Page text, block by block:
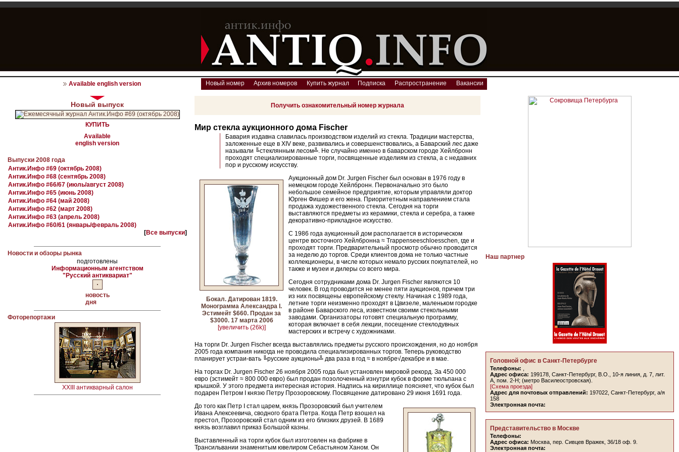
Available english version Новый номер Архив номеров Купить журнал Подписка Распространение Вакансии
Новый выпуск
КУПИТЬ
Available
english version
Выпуски 2008 года
Антик.Инфо #69 (октябрь 2008)
Антик.Инфо #68 (сентябрь 2008)
Антик.Инфо #66/67 (июль/август 2008)
Антик.Инфо #65 (июнь 2008)
Антик.Инфо #64 (май 2008)
Антик.Инфо #62 (март 2008)
Антик.Инфо #63 (апрель 2008)
Антик.Инфо #60/61 (январь/февраль 2008)
[Все выпуски]
Новости и обзоры рынка
подготовлены
Информационным агентством
"Русский антиквариат"
новость
дня
Фоторепортажи
XXIII антикварный салон
Получить ознакомительный номер журнала
Мир стекла аукционного дома Fischer
Бавария издавна славилась производством изделий из стекла. Традиции мастерства,
заложенные еще в XIV веке, развивались и совершенствовались, а Баварский лес даже
называли ╚стеклянным лесом╩. Не случайно именно в баварском городе Хейлбронн
проходят специализированные торги, посвященные изделиям из стекла, а с недавних
пор и русскому искусству.
Бокал. Датирован 1819.
Монограмма Александра I.
Эстимейт $660. Продан за
$3000. 17 марта 2006
[увеличить (26k)]
Аукционный дом Dr. Jurgen Fischer был основан в 1976 году в
немецком городе Хейлбронн. Первоначально это было
небольшое семейное предприятие, которым управляли доктор
Юрген Фишер и его жена. Приоритетным направлением стала
продажа художественного стекла. Сегодня на торги
выставляются предметы из керамики, стекла и серебра, а также
декоративно-прикладное искусство.
С 1986 года аукционный дом располагается в историческом
центре восточного Хейлбронна ≈ Trappenseeschloesschen, где и
проходят торги. Предварительный просмотр обычно проводится
за неделю до торгов. Среди клиентов дома не только частные
коллекционеры, в числе которых немало русских покупателей, но
также и музеи и дилеры со всего мира.
Сегодня сотрудниками дома Dr. Jurgen Fischer являются 10
человек. В год проводится не менее пяти аукционов, причем три
из них посвящены европейскому стеклу. Начиная с 1989 года,
летние торги неизменно проходят в Цвизеле, маленьком городке
в районе Баварского леса, известном своими стекольными
заводами. Организаторы готовят специальную программу,
которая включает в себя лекции, посещение стеклодувных
мастерских и встречу с художниками.
На торги Dr. Jurgen Fischer всегда выставлялись предметы русского происхождения, но до ноября
2005 года компания никогда не проводила специализированных торгов. Теперь руководство
планирует устраи-вать ╚русские аукционы╩ два раза в год ≈ в ноябре√декабре и в мае.
На торгах Dr. Jurgen Fischer 26 ноября 2005 года был установлен мировой рекорд. За 450 000
евро (эстимейт ≈ 800 000 евро) был продан позолоченный изнутри кубок в форме тюльпана с
крышкой. У этого предмета интересная история. Надпись на кириллице поясняет, что кубок был
подарен Петром I князю Петру Прозоровскому. Посвящение датировано 29 июня 1691 года.
До того как Петр I стал царем, князь Прозоровский был учителем
Ивана Алексеевича, сводного брата Петра. Когда Петр взошел на
престол, Прозоровский стал одним из его близких друзей. В 1689
князь возглавил приказ Большой казны.
Выставленный на торги кубок был изготовлен на фабрике в
Трансильвании знаменитым ювелиром Себастьяном Ханом. Он
Наш партнер
Головной офис в Санкт-Петербурге
Телефоны:
Адрес офиса: 199178, Санкт-Петербург, В.О., 10-я линия, д. 7, лит.
А, пом. 2-Н; (метро Василеостровская).
[Схема проезда]
Адрес для почтовых отправлений: 197022, Санкт-Петербург, а/я
158
Электронная почта:
Представительство в Москве
Телефоны:
Адрес офиса: Москва, пер. Сивцев Вражек, 36/18 оф. 9.
Электронная почта: